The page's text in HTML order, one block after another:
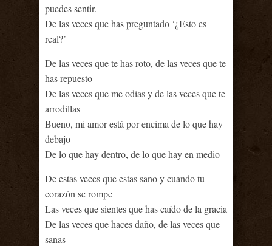
puedes sentir.
De las veces que has preguntado ‘¿Esto es
real?’
De las veces que te has roto, de las veces que te
has repuesto
De las veces que me odias y de las veces que te
arrodillas
Bueno, mi amor está por encima de lo que hay
debajo
De lo que hay dentro, de lo que hay en medio
De estas veces que estas sano y cuando tu
corazón se rompe
Las veces que sientes que has caído de la gracia
De las veces que haces daño, de las veces que
sanas